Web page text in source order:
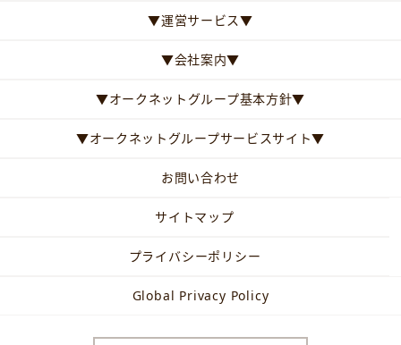
▼運営サービス▼
▼会社案内▼
▼オークネットグループ基本方針▼
▼オークネットグループサービスサイト▼
お問い合わせ
サイトマップ
プライバシーポリシー
Global Privacy Policy